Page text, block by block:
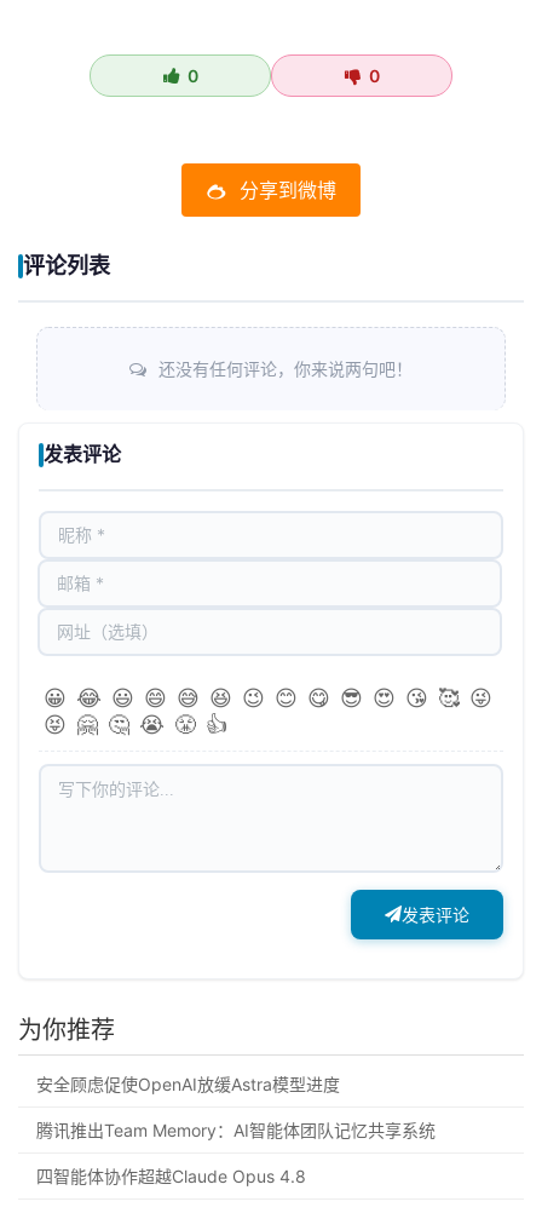
0 0
分享到微博
评论列表
还没有任何评论，你来说两句吧！
发表评论
😀 😂 😃 😄 😅 😆 😉 😊 😋 😎 😍 😘 🥰 😜
😝 🤗 🤔 😭 😤 👍
发表评论
为你推荐
安全顾虑促使OpenAI放缓Astra模型进度
腾讯推出Team Memory：AI智能体团队记忆共享系统
四智能体协作超越Claude Opus 4.8